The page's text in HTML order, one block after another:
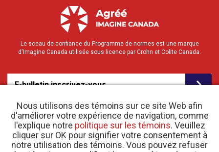
Nous utilisons des témoins sur ce site Web afin
d'améliorer votre expérience de navigation, comme
l'explique notre politique sur les témoins. Veuillez
cliquer sur OK pour signifier votre consentement à
notre utilisation des témoins. Vous pouvez refuser
Le sceau de confiance du Programme de normes est une marque
d'Imagine Canada utilisée sous licence par Crohn et Colite Canada.
E-bulletin inscrivez-vous